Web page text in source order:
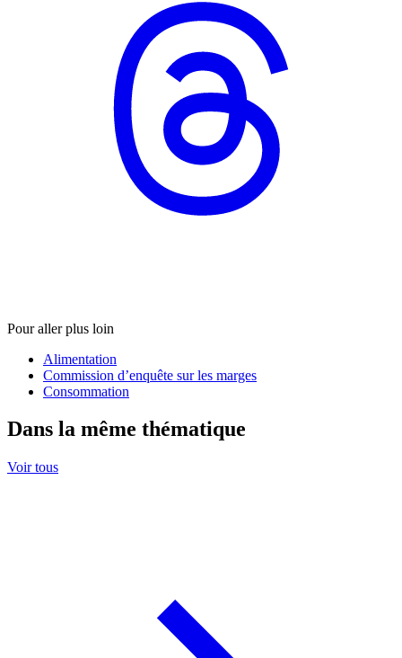
Pour aller plus loin
Alimentation
Commission d’enquête sur les marges
Consommation
Dans la même thématique
Voir tous